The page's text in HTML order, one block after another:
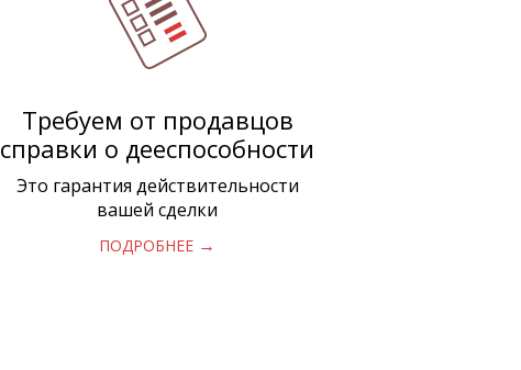
Требуем от продавцов
справки о дееспособности
Это гарантия действительности
вашей сделки
ПОДРОБНЕЕ →